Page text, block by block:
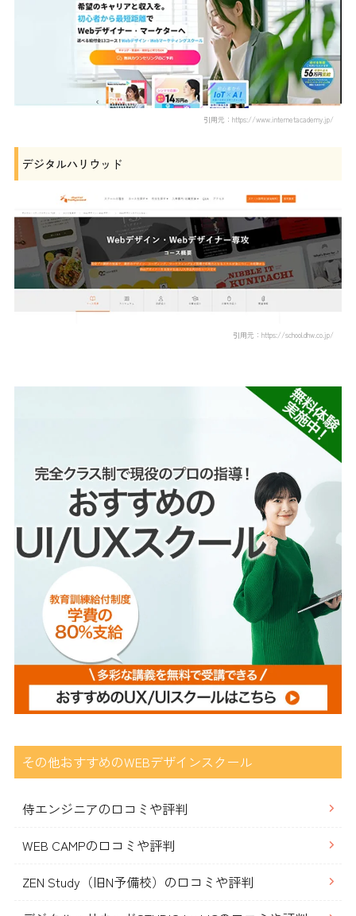
引用元：https://www.internetacademy.jp/
デジタルハリウッド
引用元：https://school.dhw.co.jp/
その他おすすめのWEBデザインスクール
侍エンジニアの口コミや評判
WEB CAMPの口コミや評判
ZEN Study（旧N予備校）の口コミや評判